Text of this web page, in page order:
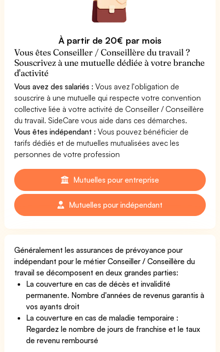
À partir de 20€ par mois
Vous êtes Conseiller / Conseillère du travail ?
Souscrivez à une mutuelle dédiée à votre branche
d'activité
Vous avez des salariés : Vous avez l'obligation de
souscrire à une mutuelle qui respecte votre convention
collective liée à votre activité de Conseiller / Conseillère
du travail. SideCare vous aide dans ces démarches.
Vous êtes indépendant : Vous pouvez bénéficier de
tarifs dédiés et de mutuelles mutualisées avec les
personnes de votre profession
Mutuelles pour entreprise
Mutuelles pour indépendant
Généralement les assurances de prévoyance pour
indépendant pour le métier Conseiller / Conseillère du
travail se décomposent en deux grandes parties:
La couverture en cas de décès et invalidité
permanente. Nombre d'années de revenus garantis à
vos ayants droit
La couverture en cas de maladie temporaire :
Regardez le nombre de jours de franchise et le taux
de revenu remboursé